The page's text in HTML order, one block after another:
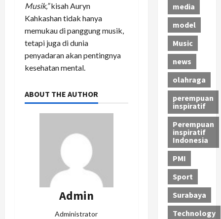
Musik,”kisah Auryn
Kahkashan tidak hanya
memukau di panggung musik,
tetapi juga di dunia
penyadaran akan pentingnya
kesehatan mental.
ABOUT THE AUTHOR
Admin
Administrator
media
model
Music
news
olahraga
perempuan
inspiratif
Perempuan
inspiratif
Indonesia
PMI
Sport
Surabaya
Technology